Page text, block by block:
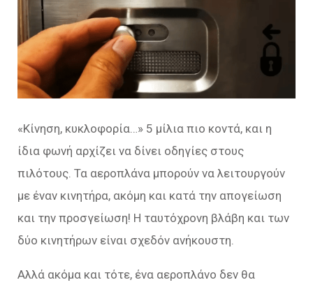
«Κίνηση, κυκλοφορία… » 5 μίλια πιο κοντά, και η
ίδια φωνή αρχίζει να δίνει οδηγίες στους
πιλότους. Τα αεροπλάνα μπορούν να λειτουργούν
με έναν κινητήρα, ακόμη και κατά την απογείωση
και την προσγείωση! Η ταυτόχρονη βλάβη και των
δύο κινητήρων είναι σχεδόν ανήκουστη.
Αλλά ακόμα και τότε, ένα αεροπλάνο δεν θα